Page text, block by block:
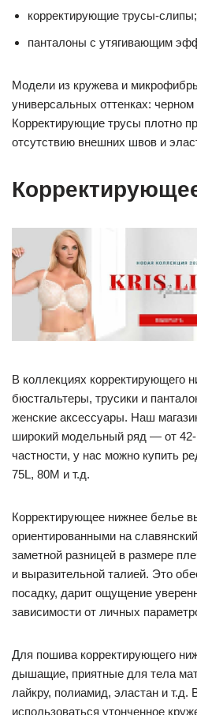
корректирующие трусы-слипы;
панталоны с утягивающим
Модели из кружева и
универсальных оттенках:
Корректирующие трусы плотно
отсутствию внешних швов и
В коллекциях корректирующего
бюстгальтеры, трусики и
женские аксессуары. Наш
широкий модельный ряд — от 42-
частности, у нас можно купить
75L, 80M и т.д.
Корректирующее нижнее белье
ориентированными на
заметной разницей в размере
и выразительной талией. Это
посадку, дарит ощущение
зависимости от личных
Для пошива корректирующего
дышащие, приятные для тела
лайкру, полиамид, эластан и т.д.
использоваться утонченное